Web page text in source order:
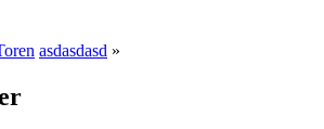
asdasdasd »